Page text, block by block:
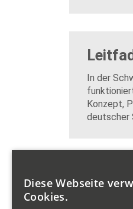
In der
Konzept,
deutscher
Diese Webseite
Cookies.